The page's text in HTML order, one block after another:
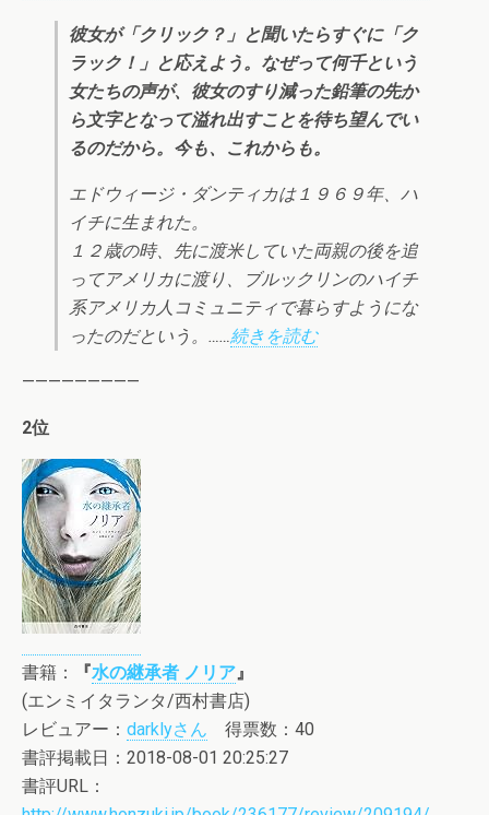
彼女が「クリック？」と聞いたらすぐに「ク
ラック！」と応えよう。なぜって何千という
女たちの声が、彼女のすり減った鉛筆の先か
ら文字となって溢れ出すことを待ち望んでい
るのだから。今も、これからも。
エドウィージ・ダンティカは１９６９年、ハ
イチに生まれた。
１２歳の時、先に渡米していた両親の後を追
ってアメリカに渡り、ブルックリンのハイチ
系アメリカ人コミュニティで暮らすようにな
ったのだという。……続きを読む
—————————
2位
書籍： 『水の継承者 ノリア』
(エンミイタランタ/西村書店)
レビュアー： darklyさん 得票数：40
書評掲載日：2018-08-01 20:25:27
書評URL：